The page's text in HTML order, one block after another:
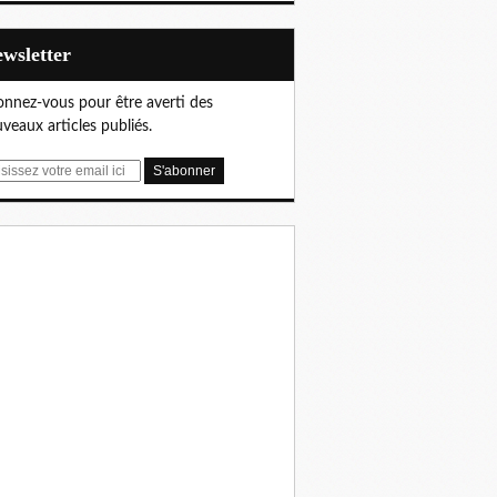
vous pour être averti des
articles publiés.